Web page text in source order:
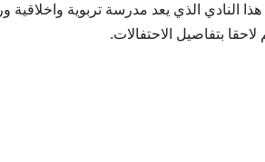
النادي الذي يعد مدرسة تربوية واخلاقية
بتفاصيل الاحتفالات.